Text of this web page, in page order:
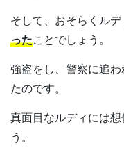
そして、おそらくル
ったことでしょう。
強盗をし、警察に追
たのです。
真面目なルディには
う。